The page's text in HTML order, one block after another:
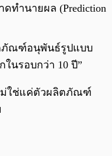
ทำนายผล (Prediction
ตภัณฑ์อนุพันธ์รูปแบบ
นรอบกว่า 10 ปี”
ม่ใช่แค่ตัวผลิตภัณฑ์